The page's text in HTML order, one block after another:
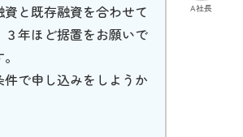
A社長
と既存融資を合わせて
年ほど据置をお願いで
で申し込みをしようか